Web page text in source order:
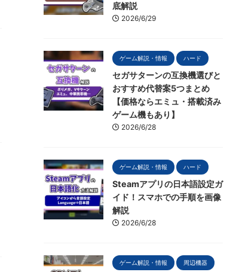
底解説
2026/6/29
ゲーム解説・情報 ハード
セガサターンの互換機選びと
おすすめ代替案5つまとめ
【価格ならエミュ・搭載済み
ゲーム機もあり】
2026/6/28
ゲーム解説・情報 ハード
Steamアプリの日本語設定ガ
イド！スマホでの手順を画像
解説
2026/6/28
ゲーム解説・情報 周辺機器